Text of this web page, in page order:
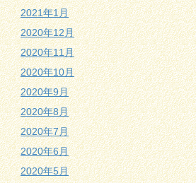
2021年1月
2020年12月
2020年11月
2020年10月
2020年9月
2020年8月
2020年7月
2020年6月
2020年5月